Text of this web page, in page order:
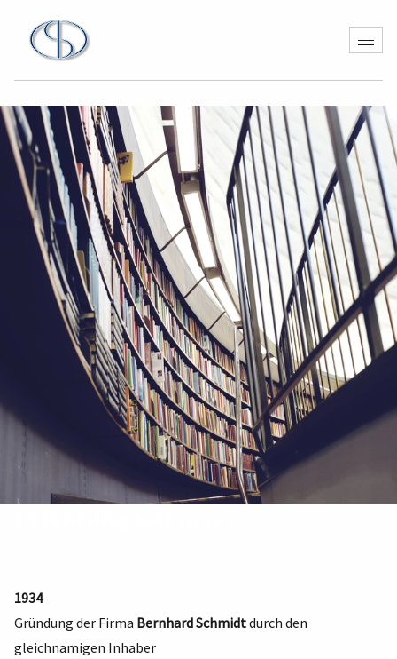
1934
Gründung der Firma Bernhard Schmidtdurch den
gleichnamigen Inhaber